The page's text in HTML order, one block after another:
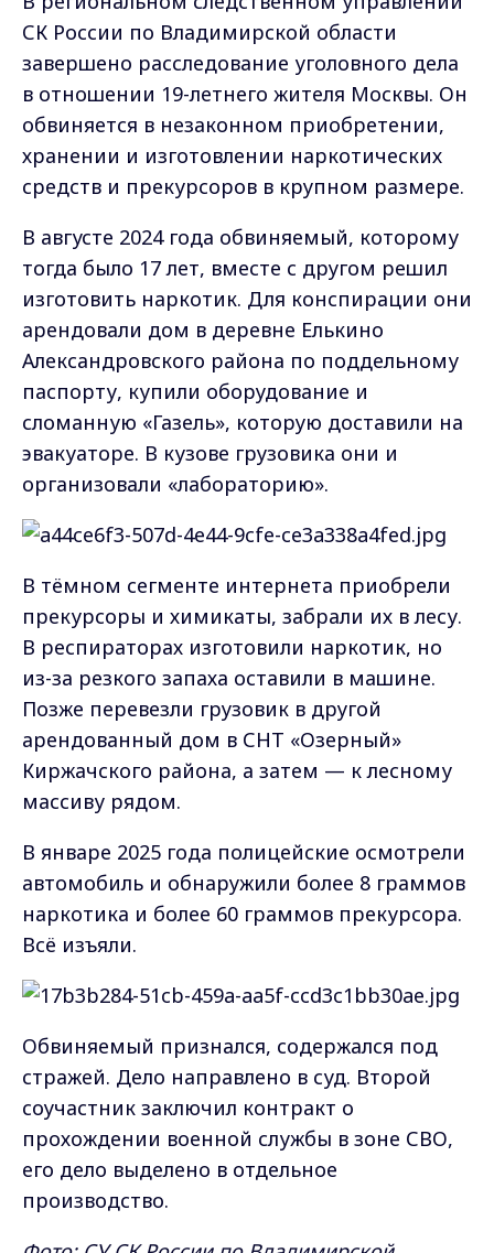
СК России по Владимирской области
завершено расследование уголовного дела
в отношении 19-летнего жителя Москвы. Он
обвиняется в незаконном приобретении,
хранении и изготовлении наркотических
средств и прекурсоров в крупном размере.
В августе 2024 года обвиняемый, которому
тогда было 17 лет, вместе с другом решил
изготовить наркотик. Для конспирации они
арендовали дом в деревне Елькино
Александровского района по поддельному
паспорту, купили оборудование и
сломанную «Газель», которую доставили на
эвакуаторе. В кузове грузовика они и
организовали «лабораторию».
В тёмном сегменте интернета приобрели
прекурсоры и химикаты, забрали их в лесу.
В респираторах изготовили наркотик, но
из-за резкого запаха оставили в машине.
Позже перевезли грузовик в другой
арендованный дом в СНТ «Озерный»
Киржачского района, а затем — к лесному
массиву рядом.
В январе 2025 года полицейские осмотрели
автомобиль и обнаружили более 8 граммов
наркотика и более 60 граммов прекурсора.
Всё изъяли.
Обвиняемый признался, содержался под
стражей. Дело направлено в суд. Второй
соучастник заключил контракт о
прохождении военной службы в зоне СВО,
его дело выделено в отдельное
производство.